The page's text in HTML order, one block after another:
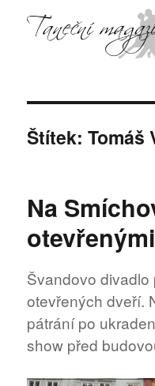
Štítek:Tomáš
Na
Švandovo divadlo
otevřených dveří.
pátrání po
show před